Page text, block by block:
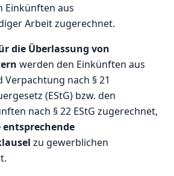
Einkünften aus
Arbeit zugerechnet.
die Überlassung von
werden den Einkünften aus
nach § 21
(EStG) bzw. den
nach § 22 EStG zugerechnet,
entsprechende
zu gewerblichen